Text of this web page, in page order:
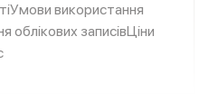
Умови використання
облікових записівЦіни